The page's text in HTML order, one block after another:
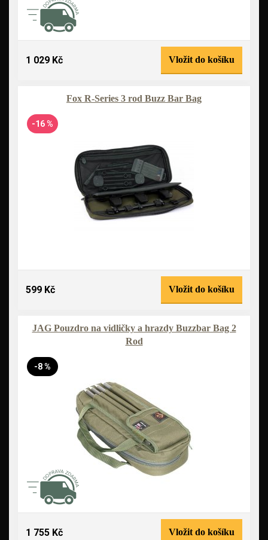
1 029 Kč Vložit do košíku
Fox R-Series 3 rod Buzz Bar Bag
-16 %
599 Kč Vložit do košíku
JAG Pouzdro na vidličky a hrazdy Buzzbar Bag 2
Rod
-8 %
1 755 Kč Vložit do košíku